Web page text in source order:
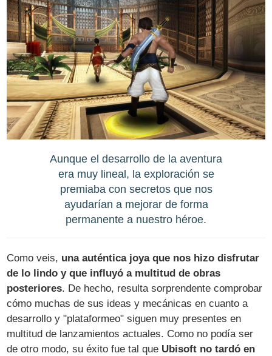
Aunque el desarrollo de la aventura
era muy lineal, la exploración se
premiaba con secretos que nos
ayudarían a mejorar de forma
permanente a nuestro héroe.
Como veis, una auténtica joya que nos hizo disfrutar
de lo lindo y que influyó a multitud de obras
posteriores. De hecho, resulta sorprendente comprobar
cómo muchas de sus ideas y mecánicas en cuanto a
desarrollo y "plataformeo" siguen muy presentes en
multitud de lanzamientos actuales. Como no podía ser
de otro modo, su éxito fue tal que Ubisoft no tardó en